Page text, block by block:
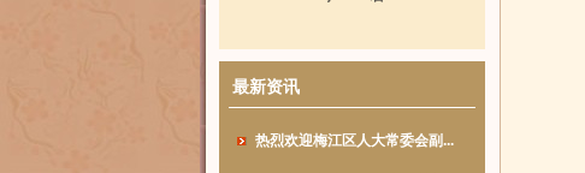
最新资讯
热烈欢迎梅江区人大常委会副...